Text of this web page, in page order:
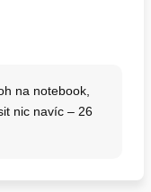
na notebook,
nic navíc – 26